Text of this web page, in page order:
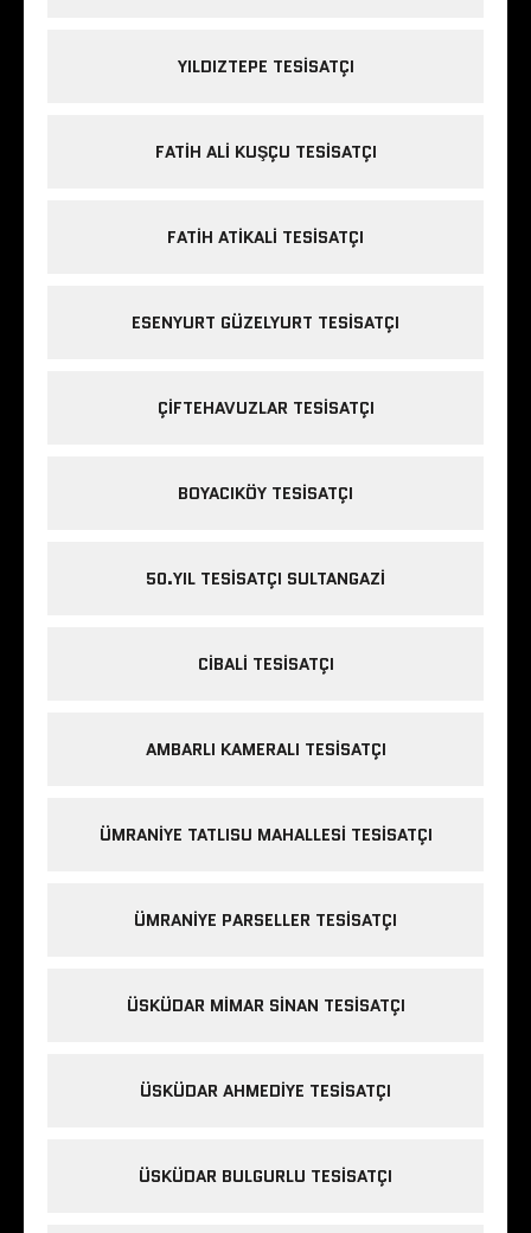
YILDIZTEPE TESISATÇI
FATIH ALI KUŞÇU TESISATÇI
FATIH ATIKALI TESISATÇI
ESENYURT GÜZELYURT TESISATÇI
ÇIFTEHAVUZLAR TESISATÇI
BOYACIKÖY TESISATÇI
50.YIL TESISATÇI SULTANGAZI
CIBALI TESISATÇI
AMBARLI KAMERALI TESISATÇI
ÜMRANIYE TATLISU MAHALLESI TESISATÇI
ÜMRANIYE PARSELLER TESISATÇI
ÜSKÜDAR MIMAR SINAN TESISATÇI
ÜSKÜDAR AHMEDIYE TESISATÇI
ÜSKÜDAR BULGURLU TESISATÇI